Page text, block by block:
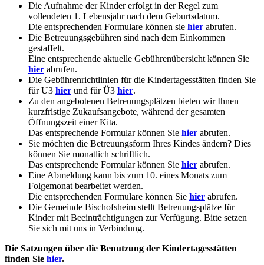
Die Aufnahme der Kinder erfolgt in der Regel zum
vollendeten 1. Lebensjahr nach dem Geburtsdatum.
Die entsprechenden Formulare können sie hier abrufen.
Die Betreuungsgebühren sind nach dem Einkommen
gestaffelt.
Eine entsprechende aktuelle Gebührenübersicht können Sie
hier abrufen.
Die Gebührenrichtlinien für die Kindertagesstätten finden Sie
für U3 hier und für Ü3 hier.
Zu den angebotenen Betreuungsplätzen bieten wir Ihnen
kurzfristige Zukaufsangebote, während der gesamten
Öffnungszeit einer Kita.
Das entsprechende Formular können Sie hier abrufen.
Sie möchten die Betreuungsform Ihres Kindes ändern? Dies
können Sie monatlich schriftlich.
Das entsprechende Formular können Sie hier abrufen.
Eine Abmeldung kann bis zum 10. eines Monats zum
Folgemonat bearbeitet werden.
Die entsprechenden Formulare können Sie hier abrufen.
Die Gemeinde Bischofsheim stellt Betreuungsplätze für
Kinder mit Beeinträchtigungen zur Verfügung. Bitte setzen
Sie sich mit uns in Verbindung.
Die Satzungen über die Benutzung der Kindertagesstätten
finden Sie hier.